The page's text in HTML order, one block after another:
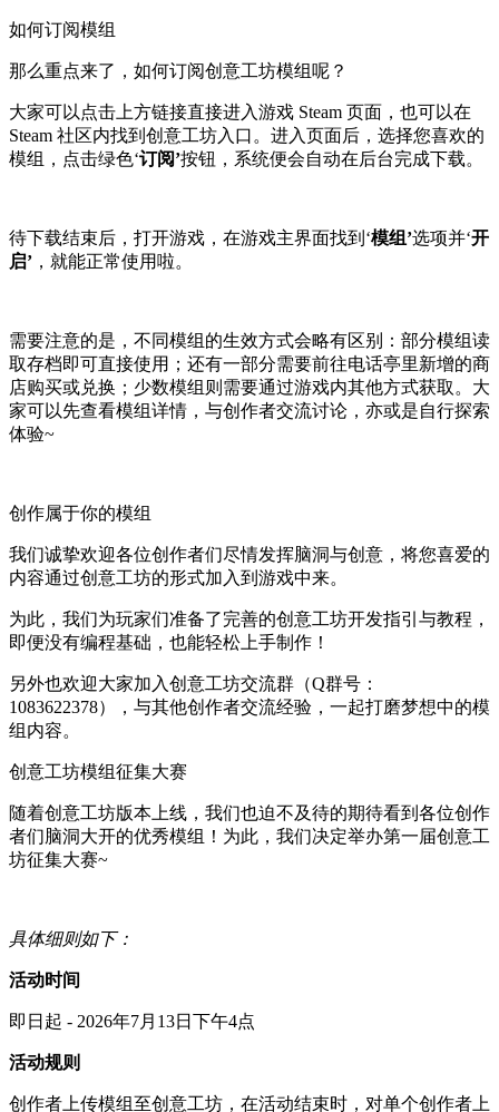
如何订阅模组
那么重点来了，如何订阅创意工坊模组呢？
大家可以点击上方链接直接进入游戏 Steam 页面，也可以在
Steam 社区内找到创意工坊入口。进入页面后，选择您喜欢的
模组，点击绿色‘订阅’按钮，系统便会自动在后台完成下载。
待下载结束后，打开游戏，在游戏主界面找到‘模组’选项并‘开
启’ ，就能正常使用啦。
需要注意的是，不同模组的生效方式会略有区别：部分模组读
取存档即可直接使用；还有一部分需要前往电话亭里新增的商
店购买或兑换；少数模组则需要通过游戏内其他方式获取。大
家可以先查看模组详情，与创作者交流讨论，亦或是自行探索
体验~
创作属于你的模组
我们诚挚欢迎各位创作者们尽情发挥脑洞与创意，将您喜爱的
内容通过创意工坊的形式加入到游戏中来。
为此，我们为玩家们准备了完善的创意工坊开发指引与教程，
即便没有编程基础，也能轻松上手制作！
另外也欢迎大家加入创意工坊交流群（Q群号：
1083622378），与其他创作者交流经验，一起打磨梦想中的模
组内容。
创意工坊模组征集大赛
随着创意工坊版本上线，我们也迫不及待的期待看到各位创作
者们脑洞大开的优秀模组！为此，我们决定举办第一届创意工
坊征集大赛~
具体细则如下：
活动时间
即日起 - 2026年7月13日下午4点
活动规则
创作者上传模组至创意工坊，在活动结束时，对单个创作者上